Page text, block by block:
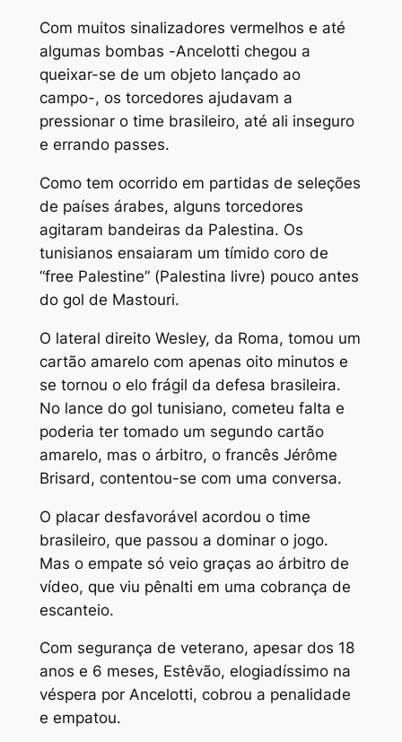
Com muitos sinalizadores vermelhos e até
algumas bombas -Ancelotti chegou a
queixar-se de um objeto lançado ao
campo-, os torcedores ajudavam a
pressionar o time brasileiro, até ali inseguro
e errando passes.
Como tem ocorrido em partidas de seleções
de países árabes, alguns torcedores
agitaram bandeiras da Palestina. Os
tunisianos ensaiaram um tímido coro de
“free Palestine” (Palestina livre) pouco antes
do gol de Mastouri.
O lateral direito Wesley, da Roma, tomou um
cartão amarelo com apenas oito minutos e
se tornou o elo frágil da defesa brasileira.
No lance do gol tunisiano, cometeu falta e
poderia ter tomado um segundo cartão
amarelo, mas o árbitro, o francês Jérôme
Brisard, contentou-se com uma conversa.
O placar desfavorável acordou o time
brasileiro, que passou a dominar o jogo.
Mas o empate só veio graças ao árbitro de
vídeo, que viu pênalti em uma cobrança de
escanteio.
Com segurança de veterano, apesar dos 18
anos e 6 meses, Estêvão, elogiadíssimo na
véspera por Ancelotti, cobrou a penalidade
e empatou.